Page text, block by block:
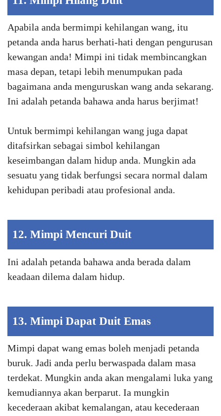
Apabila anda bermimpi kehilangan wang, itu
petanda anda harus berhati-hati dengan pengurusan
kewangan anda! Mimpi ini tidak membincangkan
masa depan, tetapi lebih menumpukan pada
bagaimana anda menguruskan wang anda sekarang.
Ini adalah petanda bahawa anda harus berjimat!
Untuk bermimpi kehilangan wang juga dapat
ditafsirkan sebagai simbol kehilangan
keseimbangan dalam hidup anda. Mungkin ada
sesuatu yang tidak berfungsi secara normal dalam
kehidupan peribadi atau profesional anda.
12. Mimpi Mencuri Duit
Ini adalah petanda bahawa anda berada dalam
keadaan dilema dalam hidup.
13. Mimpi Dapat Duit Emas
Mimpi dapat wang emas boleh menjadi petanda
buruk. Jadi anda perlu berwaspada dalam masa
terdekat. Mungkin anda akan mengalami luka yang
kemudiannya akan berparut. Ia mungkin
kecederaan akibat kemalangan, atau kecederaan